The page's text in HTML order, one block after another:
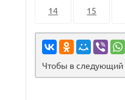
14 15
Чтобы в следующий